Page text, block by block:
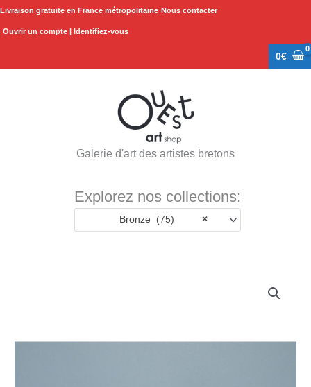
Aller
Livraison gratuite en France métropolitaine Nous contacter
Ouvrir un compte | Identifiez-vous
0€
Galerie d'art des artistes bretons
Explorez nos collections:
×
Bronze (75)